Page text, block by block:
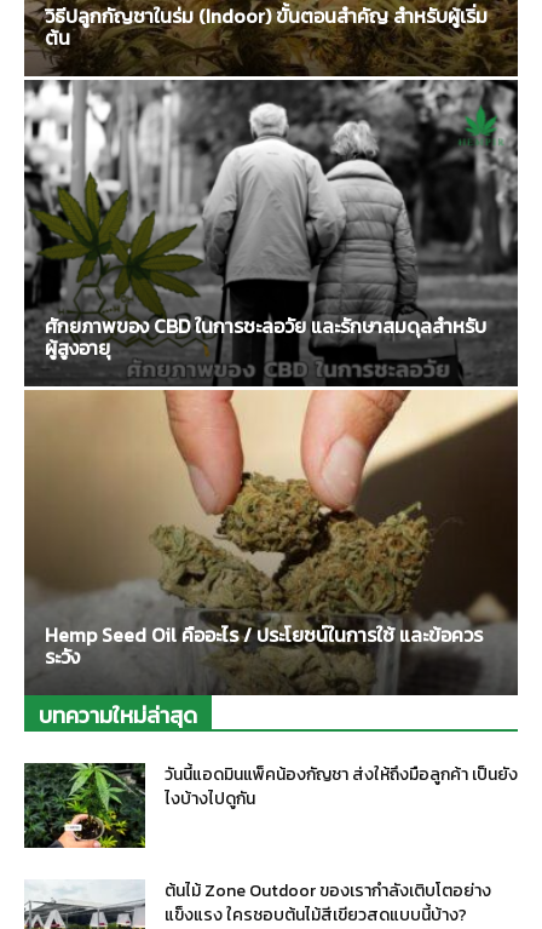
วิธีปลูกกัญชาในร่ม (Indoor) ขั้นตอนสำคัญ สำหรับผู้เริ่ม
ต้น
ศักยภาพของ CBD ในการชะลอวัย และรักษาสมดุลสำหรับ
ผู้สูงอายุ
Hemp Seed Oil คืออะไร / ประโยชน์ในการใช้ และข้อควร
ระวัง
บทความใหม่ล่าสุด
วันนี้แอดมินแพ็คน้องกัญชา ส่งให้ถึงมือลูกค้า เป็นยัง
ไงบ้างไปดูกัน
ต้นไม้ Zone Outdoor ของเรากำลังเติบโตอย่าง
แข็งแรง ใครชอบต้นไม้สีเขียวสดแบบนี้บ้าง?